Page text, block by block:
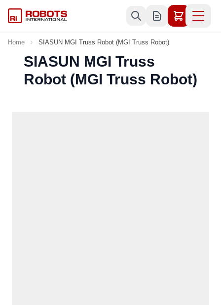
Home SIASUN MGI Truss Robot (MGI Truss Robot)
SIASUN MGI Truss
Robot (MGI Truss Robot)